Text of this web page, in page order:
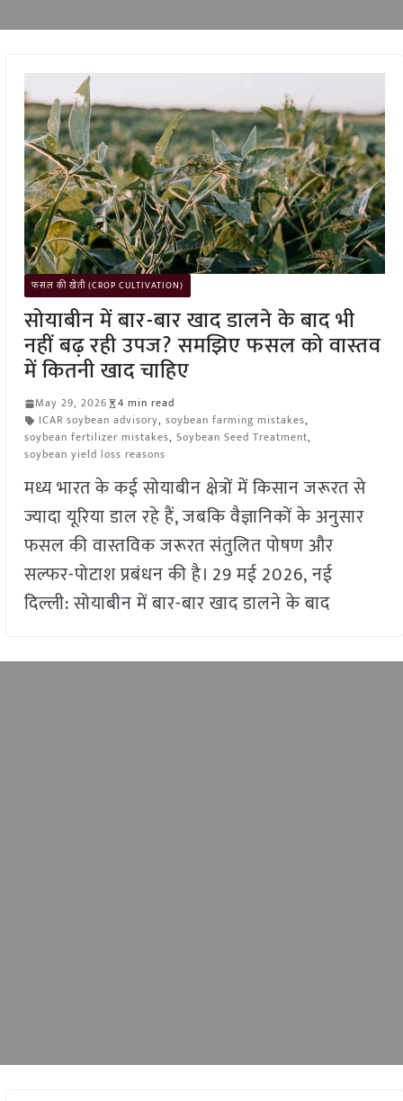
फसल की खेती (CROP CULTIVATION)
सोयाबीन में बार-बार खाद डालने के बाद भी
नहीं बढ़ रही उपज? समझिए फसल को वास्तव
में कितनी खाद चाहिए
May 29, 2026
4 min read
ICAR soybean advisory, soybean farming mistakes,
soybean fertilizer mistakes, Soybean Seed Treatment,
soybean yield loss reasons
मध्य भारत के कई सोयाबीन क्षेत्रों में किसान जरूरत से
ज्यादा यूरिया डाल रहे हैं, जबकि वैज्ञानिकों के अनुसार
फसल की वास्तविक जरूरत संतुलित पोषण और
सल्फर-पोटाश प्रबंधन की है। 29 मई 2026, नई
दिल्ली: सोयाबीन में बार-बार खाद डालने के बाद